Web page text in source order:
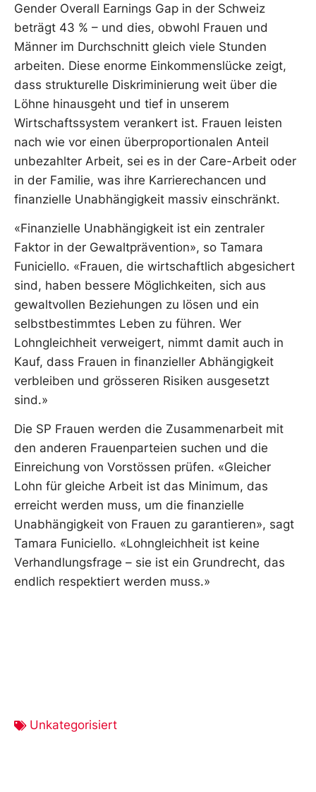
Gender Overall Earnings Gap in der Schweiz
beträgt 43 % – und dies, obwohl Frauen und
Männer im Durchschnitt gleich viele Stunden
arbeiten. Diese enorme Einkommenslücke zeigt,
dass strukturelle Diskriminierung weit über die
Löhne hinausgeht und tief in unserem
Wirtschaftssystem verankert ist. Frauen leisten
nach wie vor einen überproportionalen Anteil
unbezahlter Arbeit, sei es in der Care-Arbeit oder
in der Familie, was ihre Karrierechancen und
finanzielle Unabhängigkeit massiv einschränkt.
«Finanzielle Unabhängigkeit ist ein zentraler
Faktor in der Gewaltprävention», so Tamara
Funiciello. «Frauen, die wirtschaftlich abgesichert
sind, haben bessere Möglichkeiten, sich aus
gewaltvollen Beziehungen zu lösen und ein
selbstbestimmtes Leben zu führen. Wer
Lohngleichheit verweigert, nimmt damit auch in
Kauf, dass Frauen in finanzieller Abhängigkeit
verbleiben und grösseren Risiken ausgesetzt
sind.»
Die SP Frauen werden die Zusammenarbeit mit
den anderen Frauenparteien suchen und die
Einreichung von Vorstössen prüfen. «Gleicher
Lohn für gleiche Arbeit ist das Minimum, das
erreicht werden muss, um die finanzielle
Unabhängigkeit von Frauen zu garantieren», sagt
Tamara Funiciello. «Lohngleichheit ist keine
Verhandlungsfrage – sie ist ein Grundrecht, das
endlich respektiert werden muss.»
Unkategorisiert